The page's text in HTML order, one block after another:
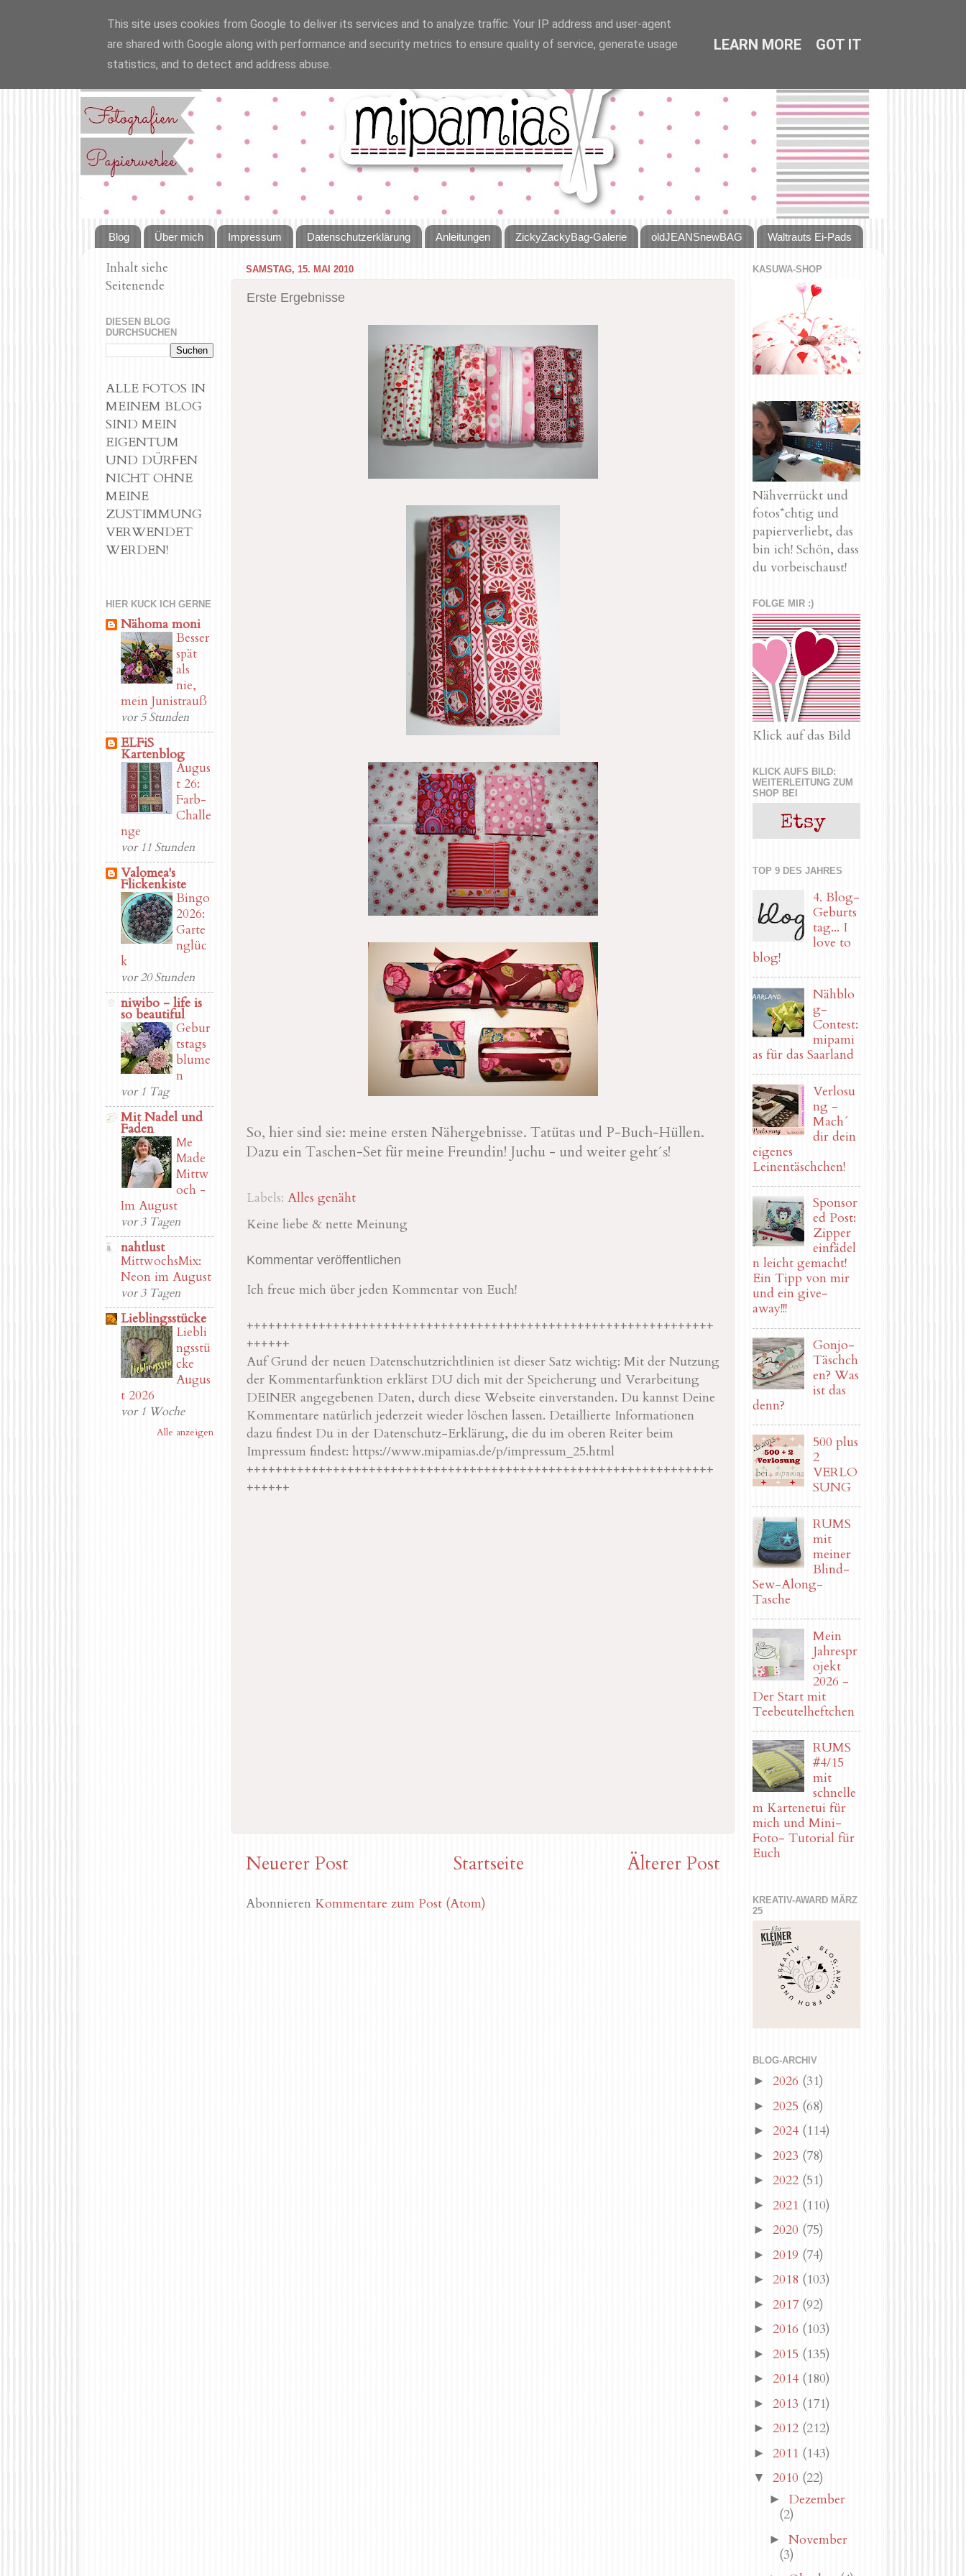
Blog Über mich Impressum Datenschutzerklärung Anleitungen ZickyZackyBag-Galerie oldJEANSnewBAG Waltrauts Ei-Pads
SAMSTAG, 15. MAI 2010
Erste Ergebnisse
So, hier sind sie: meine ersten Nähergebnisse. Tatütas und P-Buch-Hüllen.
Dazu ein Taschen-Set für meine Freundin! Juchu - und weiter geht´s!
Labels: Alles genäht
Keine liebe & nette Meinung
Kommentar veröffentlichen
Ich freue mich über jeden Kommentar von Euch!
+++++++++++++++++++++++++++++++++++++++++++++++++++++++++++++++++
++++++
Auf Grund der neuen Datenschutzrichtlinien ist dieser Satz wichtig: Mit der Nutzung
der Kommentarfunktion erklärst DU dich mit der Speicherung und Verarbeitung
DEINER angegebenen Daten, durch diese Webseite einverstanden. Du kannst Deine
Kommentare natürlich jederzeit wieder löschen lassen. Detaillierte Informationen
dazu findest Du in der Datenschutz-Erklärung, die du im oberen Reiter beim
Impressum findest: https://www.mipamias.de/p/impressum_25.html
+++++++++++++++++++++++++++++++++++++++++++++++++++++++++++++++++
++++++
Neuerer Post Älterer Post
Startseite
Abonnieren Kommentare zum Post (Atom)
Inhalt siehe
Seitenende
DIESEN BLOG
DURCHSUCHEN
ALLE FOTOS IN
MEINEM BLOG
SIND MEIN
EIGENTUM
UND DÜRFEN
NICHT OHNE
MEINE
ZUSTIMMUNG
VERWENDET
WERDEN!
HIER KUCK ICH GERNE
Nähoma moni
Besser
spät
als
nie,
mein Junistrauß
vor 5 Stunden
ELFiS
Kartenblog
Augus
t 26:
Farb-
Challe
nge
vor 11 Stunden
Valomea's
Flickenkiste
Bingo
2026:
Garte
nglüc
k
vor 20 Stunden
niwibo - life is
so beautiful
Gebur
tstags
blume
n
vor 1 Tag
Mit Nadel und
Faden
Me
Made
Mittw
och -
Im August
vor 3 Tagen
nahtlust
MittwochsMix:
Neon im August
vor 3 Tagen
Lieblingsstücke
Liebli
ngsstü
cke
Augus
t 2026
vor 1 Woche
Alle anzeigen
KASUWA-SHOP
Nähverrückt und
fotos*chtig und
papierverliebt, das
bin ich! Schön, dass
du vorbeischaust!
FOLGE MIR :)
Klick auf das Bild
KLICK AUFS BILD:
WEITERLEITUNG ZUM
SHOP BEI
TOP 9 DES JAHRES
4. Blog-
Geburts
tag... I
love to
blog!
Nähblo
g-
Contest:
mipami
as für das Saarland
Verlosu
ng -
Mach´
dir dein
eigenes
Leinentäschchen!
Sponsor
ed Post:
Zipper
einfädel
n leicht gemacht!
Ein Tipp von mir
und ein give-
away!!!
Gonjo-
Täschch
en? Was
ist das
denn?
500 plus
2
VERLO
SUNG
RUMS
mit
meiner
Blind-
Sew-Along-
Tasche
Mein
Jahrespr
ojekt
2026 -
Der Start mit
Teebeutelheftchen
RUMS
#4/15
mit
schnelle
m Kartenetui für
mich und Mini-
Foto- Tutorial für
Euch
KREATIV-AWARD MÄRZ
25
BLOG-ARCHIV
► 2026 (31)
► 2025 (68)
► 2024 (114)
► 2023 (78)
► 2022 (51)
► 2021 (110)
► 2020 (75)
► 2019 (74)
► 2018 (103)
► 2017 (92)
► 2016 (103)
► 2015 (135)
► 2014 (180)
► 2013 (171)
► 2012 (212)
► 2011 (143)
▼ 2010 (22)
► Dezember
(2)
► November
(3)
This site uses cookies from Google to deliver its services and to analyze traffic. Your IP address and user-agent
are shared with Google along with performance and security metrics to ensure quality of service, generate usage
statistics, and to detect and address abuse.
LEARN MORE GOT IT